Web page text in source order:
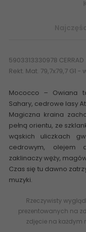
5903313330978
Rekt. Mat. 79,7x79,7 G1
Mococco – Owiana
Sahary, cedrowe lasy
Magiczna kraina
pełną orientu, ze
wąskich uliczkach
cedrowym, olejem
zaklinaczy węży,
Czas się tu dawno
muzyki.
Rzeczywisty
prezentowanych na
zdjęcie na każdym